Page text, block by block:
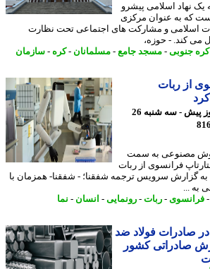
اسلامی پیشرو
به عنوان مرکزی
و مشارکت های اجتماعی تحت نظارت
- حوزه،
-مسجد جامع-مسلمانان-کره-سازمان
ربات
51 روز پیش - سه شنبه 26
به سمت
فرانسوی از ربات
سرویس ترجمه شفقنا؛ - شفقنا- همزمان با
-ربات -رونمایی-انسان-نما
در صادرات فولاد ضد
ارزش صادراتی کشور